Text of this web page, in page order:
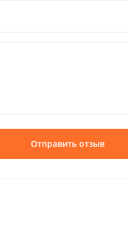
Отправить отзыв